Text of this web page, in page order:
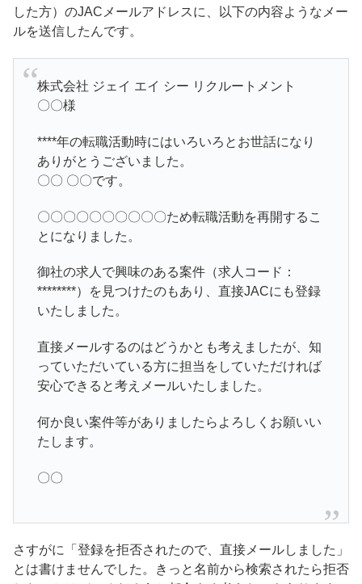
した方）のJACメールアドレスに、以下の内容ようなメー
ルを送信したんです。
株式会社 ジェイ エイ シー リクルートメント
〇〇様
****年の転職活動時にはいろいろとお世話になり
ありがとうございました。
〇〇 〇〇です。
〇〇〇〇〇〇〇〇〇〇ため転職活動を再開するこ
とになりました。
御社の求人で興味のある案件（求人コード：
********）を見つけたのもあり、直接JACにも登録
いたしました。
直接メールするのはどうかとも考えましたが、知
っていただいている方に担当をしていただければ
安心できると考えメールいたしました。
何か良い案件等がありましたらよろしくお願いい
たします。
〇〇
さすがに「登録を拒否されたので、直接メールしました」
とは書けませんでした。きっと名前から検索されたら拒否